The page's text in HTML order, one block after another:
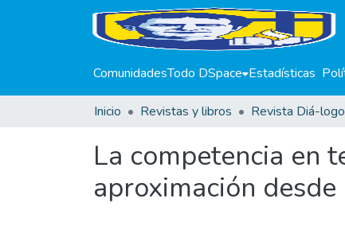
ComunidadesTodo DSpace Estadísticas
Inicio Revistas y libros Revista Diá-
La competencia en
aproximación